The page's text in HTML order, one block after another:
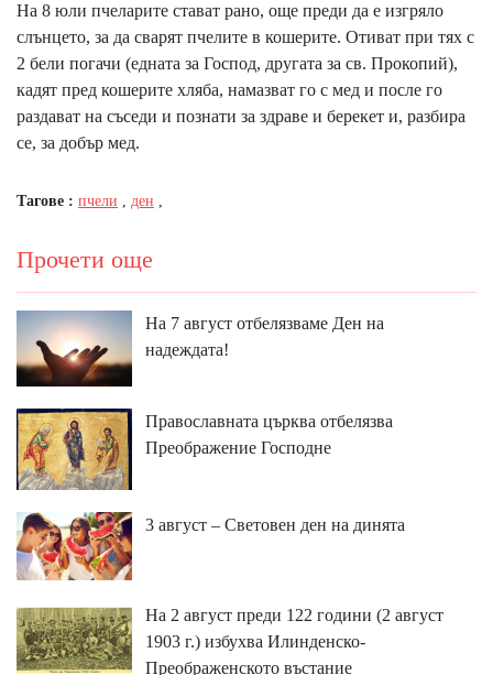
На 8 юли пчеларите стават рано, още преди да е изгряло
слънцето, за да сварят пчелите в кошерите. Отиват при тях с
2 бели погачи (едната за Господ, другата за св. Прокопий),
кадят пред кошерите хляба, намазват го с мед и после го
раздават на съседи и познати за здраве и берекет и, разбира
се, за добър мед.
Тагове : пчели , ден ,
Прочети още
На 7 август отбелязваме Ден на
надеждата!
Православната църква отбелязва
Преображение Господне
3 август – Световен ден на динята
На 2 август преди 122 години (2 август
1903 г.) избухва Илинденско-
Преображенското въстание